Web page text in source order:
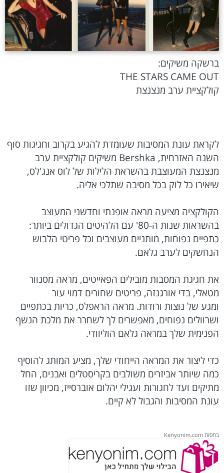
ברשקה משיקים:
THE STARS CAME OUT
קולקציית ערב מנצנצת
לקראת עונת המסיבות שעומדת להגיע בקרוב וחגיגות סוף
השנה האזרחית, Bershka משיקים קולקציית ערב
מנצנצת המעוצבת בהשראת הלילות של לוס אנג'לס,
שיאירו כל לוק בכל מסיבה שתלכי אליה.
הקולקציה מציעה מראה אופנתי וחדשני המעוצב
בהשראות שנות ה-80' עם הלהיטים הגדולים ביותר:
כתפיים נפוחות, מותניים מעוצבים וכל פריטי הלבוש
הנחשקים לערב גלאם.
את חגיגת המסבות מובילים הפאייטים, מראה מסנוור
מטאלי, בדי אורגנזה, פריטים שחורים דמוי עור
ומגע של נוצות ורודות. מראה הראפלס, כריות בכתפיים
ושרוולים נפוחים, מאפשרים לך לשחרר את מלכת הנשף
הפנימית שלך במראה גלאם הוליוודי.
כדי ליצור את המראה הייחודי שלך, מציע המותג להוסיף
כמה שיותר אביזרים משולבים בקריסטלים ואבנים, החל
מתיקים ועד לחגורות ועגילי יהלום אוברסייז, מכיוון שזו
עונת המסיבות והגבול לא קיים.
בחסות Kenyonim.com